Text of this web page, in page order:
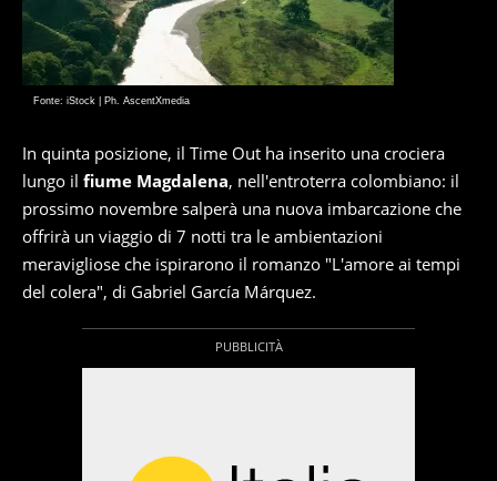
Fonte: iStock | Ph. AscentXmedia
In quinta posizione, il Time Out ha inserito una crociera
lungo il fiume Magdalena, nell'entroterra colombiano: il
prossimo novembre salperà una nuova imbarcazione che
offrirà un viaggio di 7 notti tra le ambientazioni
meravigliose che ispirarono il romanzo "L'amore ai tempi
del colera", di Gabriel García Márquez.